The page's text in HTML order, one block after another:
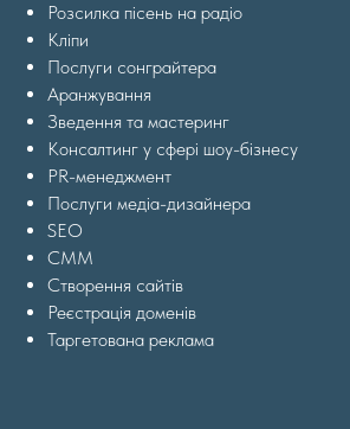
Розсилка пісень на радіо
Кліпи
Послуги сонграйтера
Аранжування
Зведення та мастеринг
Консалтинг у сфері шоу-бізнесу
PR-менеджмент
Послуги медіа-дизайнера
SEO
СММ
Створення сайтів
Реєстрація доменів
Таргетована реклама